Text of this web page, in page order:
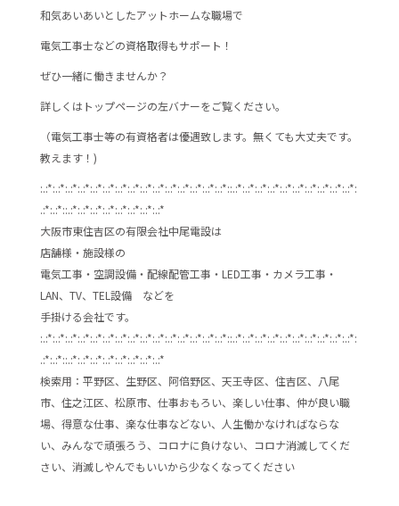
和気あいあいとしたアットホームな職場で
電気工事士などの資格取得もサポート！
ぜひ一緒に働きませんか？
詳しくはトップページの左バナーをご覧ください。
（電気工事士等の有資格者は優遇致します。無くても大丈夫です。
教えます！)
:.:*:.:*:.:*:.:*:.:*:.:*:.:*:.:*:.:*:.:*:.:*:.:*:.:*:.:*:.:*::.:*:.:*:.:*:.:*:.:*:.:*:.:*:.:*:.:*:.:*:
.:*:.:*::.:*:.:*:.:*:.:*:.:*:.:*:.:*:.:*
大阪市東住吉区の有限会社中尾電設は
店舗様・施設様の
電気工事・空調設備・配線配管工事・LED工事・カメラ工事・
LAN、TV、TEL設備 などを
手掛ける会社です。
:.:*:.:*:.:*:.:*:.:*:.:*:.:*:.:*:.:*:.:*:.:*:.:*:.:*:.:*:.:*::.:*:.:*:.:*:.:*:.:*:.:*:.:*:.:*:.:*:.:*:
.:*:.:*::.:*:.:*:.:*:.:*:.:*:.:*:.:*:.:*
検索用：平野区、生野区、阿倍野区、天王寺区、住吉区、八尾
市、住之江区、松原市、仕事おもろい、楽しい仕事、仲が良い職
場、得意な仕事、楽な仕事などない、人生働かなければならな
い、みんなで頑張ろう、コロナに負けない、コロナ消滅してくだ
さい、消滅しやんでもいいから少なくなってください